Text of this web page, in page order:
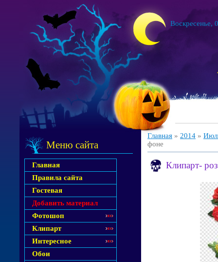
Воскресенье,
Меню сайта
Главная
Правила сайта
Гостевая
Добавить материал
Фотошоп
Клипарт
Интересное
Обои
Главная » 2014 »
фоне
Клипарт-